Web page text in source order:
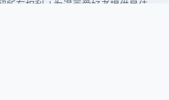
所有权利. | 为漫画爱好者提供最佳